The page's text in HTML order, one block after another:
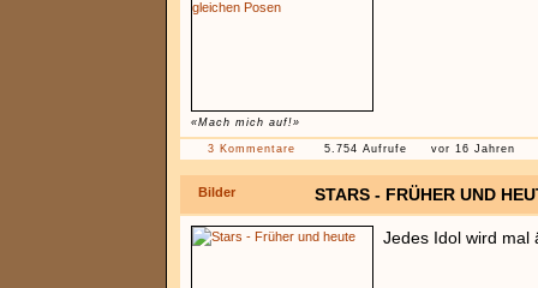
«Mach mich auf!»
3 Kommentare 5.754 Aufrufe vor 16 Jahren
Bilder STARS - FRÜHER UND
Jedes Idol wird mal